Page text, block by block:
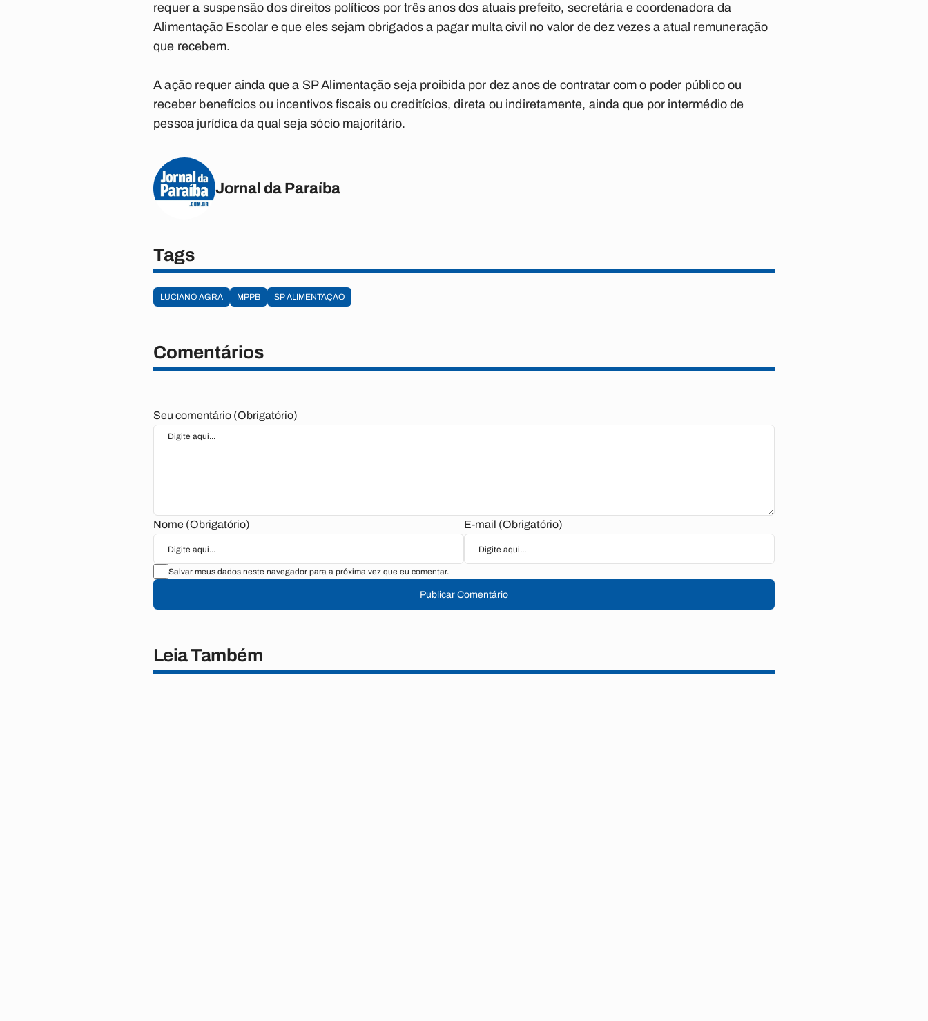
requer a suspensão dos direitos políticos por três anos dos atuais prefeito, secretária e coordenadora da
Alimentação Escolar e que eles sejam obrigados a pagar multa civil no valor de dez vezes a atual remuneração
que recebem.
A ação requer ainda que a SP Alimentação seja proibida por dez anos de contratar com o poder público ou
receber benefícios ou incentivos fiscais ou creditícios, direta ou indiretamente, ainda que por intermédio de
pessoa jurídica da qual seja sócio majoritário.
Jornal da Paraíba
Tags
LUCIANO AGRA MPPB SP ALIMENTAÇAO
Comentários
Seu comentário (Obrigatório)
Nome (Obrigatório) E-mail (Obrigatório)
Salvar meus dados neste navegador para a próxima vez que eu comentar.
Publicar Comentário
Leia Também